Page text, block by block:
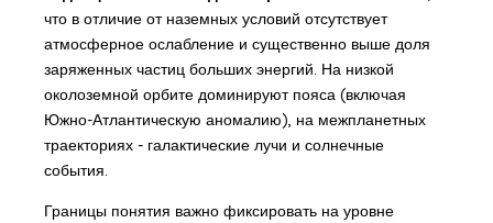
что в отличие от наземных условий отсутствует
атмосферное ослабление и существенно выше доля
заряженных частиц больших энергий. На низкой
околоземной орбите доминируют пояса (включая
Южно-Атлантическую аномалию), на межпланетных
траекториях - галактические лучи и солнечные
события.
Границы понятия важно фиксировать на уровне